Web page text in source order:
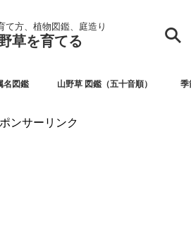
て方、植物図鑑、庭造り
草を育てる
名図鑑 山野草 図鑑（五十音順） 季
ンサーリンク